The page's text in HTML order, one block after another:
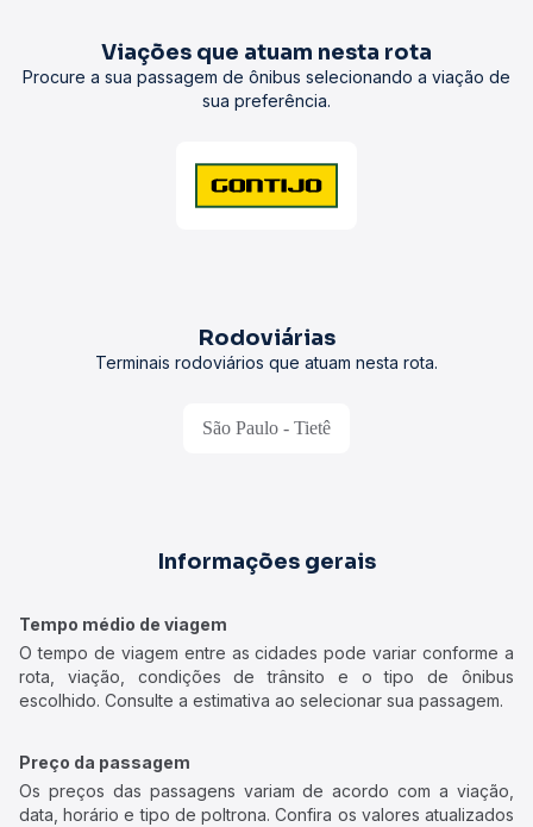
Viações que atuam nesta rota
Procure a sua passagem de ônibus selecionando a viação de
sua preferência.
Rodoviárias
Terminais rodoviários que atuam nesta rota.
São Paulo - Tietê
Informações gerais
Tempo médio de viagem
O tempo de viagem entre as cidades pode variar conforme a
rota, viação, condições de trânsito e o tipo de ônibus
escolhido. Consulte a estimativa ao selecionar sua passagem.
Preço da passagem
Os preços das passagens variam de acordo com a viação,
data, horário e tipo de poltrona. Confira os valores atualizados